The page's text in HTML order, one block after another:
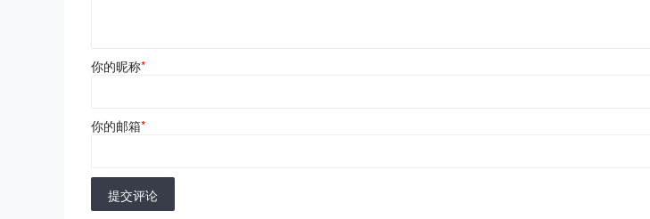
你的昵称*
你的邮箱*
提交评论